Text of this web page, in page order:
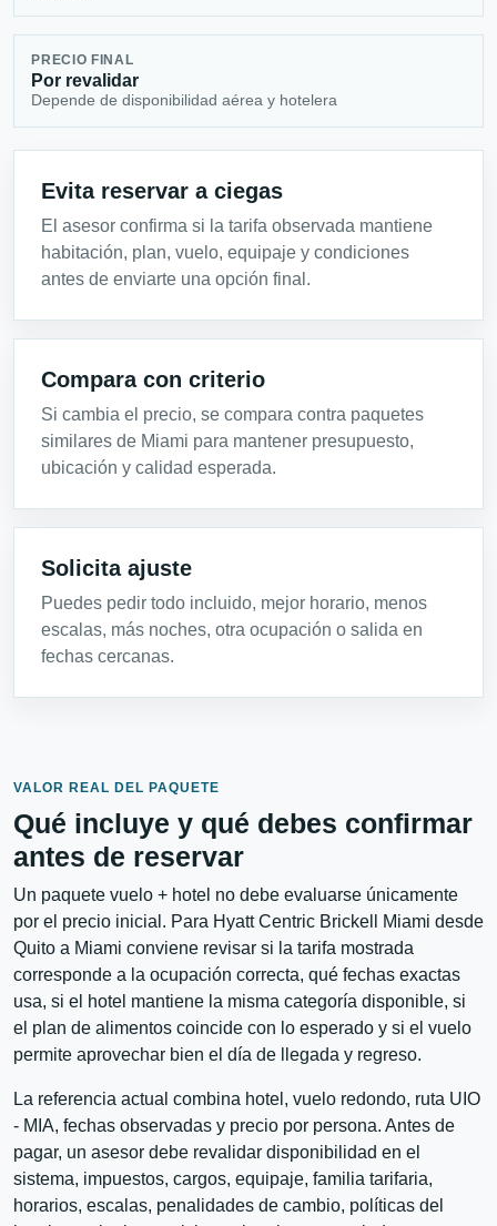
PRECIO FINAL
Por revalidar
Depende de disponibilidad aérea y hotelera
Evita reservar a ciegas
El asesor confirma si la tarifa observada mantiene
habitación, plan, vuelo, equipaje y condiciones
antes de enviarte una opción final.
Compara con criterio
Si cambia el precio, se compara contra paquetes
similares de Miami para mantener presupuesto,
ubicación y calidad esperada.
Solicita ajuste
Puedes pedir todo incluido, mejor horario, menos
escalas, más noches, otra ocupación o salida en
fechas cercanas.
VALOR REAL DEL PAQUETE
Qué incluye y qué debes confirmar
antes de reservar
Un paquete vuelo + hotel no debe evaluarse únicamente
por el precio inicial. Para Hyatt Centric Brickell Miami desde
Quito a Miami conviene revisar si la tarifa mostrada
corresponde a la ocupación correcta, qué fechas exactas
usa, si el hotel mantiene la misma categoría disponible, si
el plan de alimentos coincide con lo esperado y si el vuelo
permite aprovechar bien el día de llegada y regreso.
La referencia actual combina hotel, vuelo redondo, ruta UIO
- MIA, fechas observadas y precio por persona. Antes de
pagar, un asesor debe revalidar disponibilidad en el
sistema, impuestos, cargos, equipaje, familia tarifaria,
horarios, escalas, penalidades de cambio, políticas del